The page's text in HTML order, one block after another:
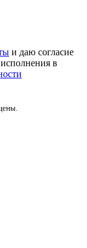
и даю согласие
в